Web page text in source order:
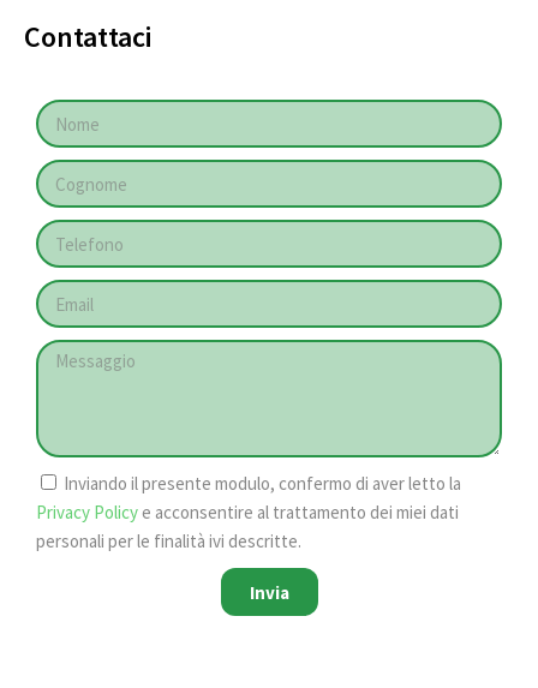
Contattaci
Inviando il presente modulo, confermo di aver letto la
Privacy Policy e acconsentire al trattamento dei miei dati
personali per le finalità ivi descritte.
Invia